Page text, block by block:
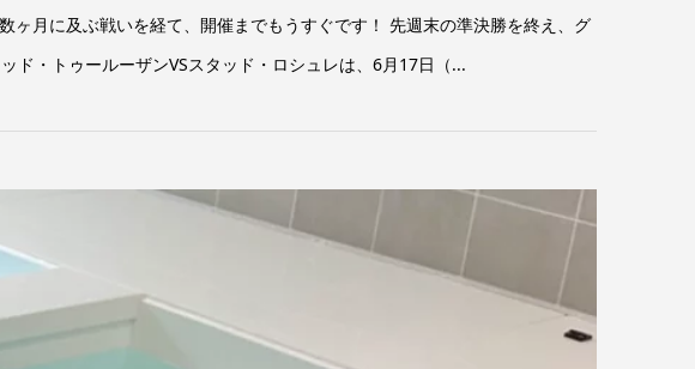
月に及ぶ戦いを経て、開催までもうすぐです！ 先週末の準決勝を終え、グ
ド・トゥールーザンVSスタッド・ロシュレは、6月17日（...